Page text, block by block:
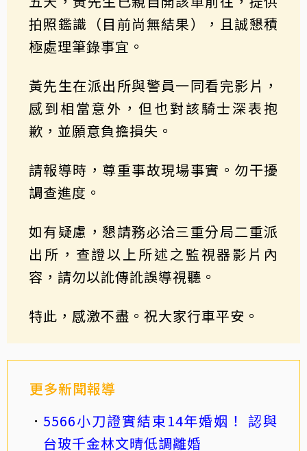
拍照鑑識（目前尚無結果），且誠懇積
極處理筆錄事宜。
黃先生在派出所與警員一同看完影片，
感到相當意外，但也對該騎士深表抱
歉，並願意負擔損失。
請報導時，尊重事故現場事實。勿干擾
調查進度。
如有疑慮，懇請務必洽三重分局二重派
出所，查證以上所述之監視器影片內
容，請勿以訛傳訛誤導視聽。
特此，感激不盡。祝大家行車平安。
更多新聞報導
5566小刀證實結束14年婚姻！ 認與
台玻千金林文晴低調離婚